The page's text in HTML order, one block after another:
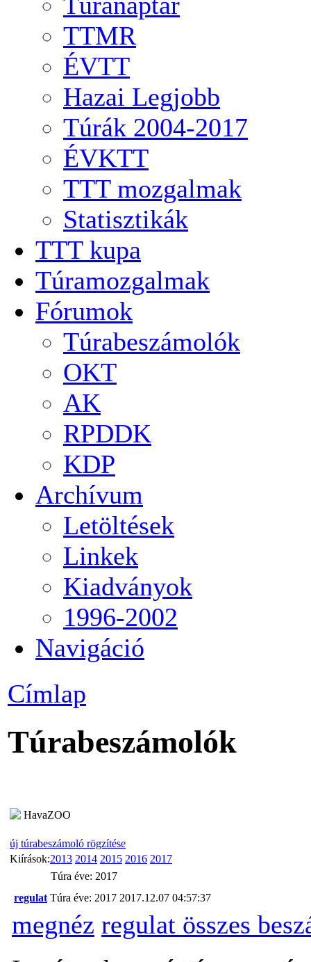
TTMR
ÉVTT
Hazai Legjobb
Túrák 2004-2017
ÉVKTT
TTT mozgalmak
Statisztikák
TTT kupa
Túramozgalmak
Fórumok
Túrabeszámolók
OKT
AK
RPDDK
KDP
Archívum
Letöltések
Linkek
Kiadványok
1996-2002
Navigáció
Címlap
Túrabeszámolók
HavaZOO
új túrabeszámoló rögzítése
Kiírások:2013 2014 2015 2016 2017
Túra éve: 2017
regulat Túra éve: 2017 2017.12.07 04:57:37
megnéz regulat összes